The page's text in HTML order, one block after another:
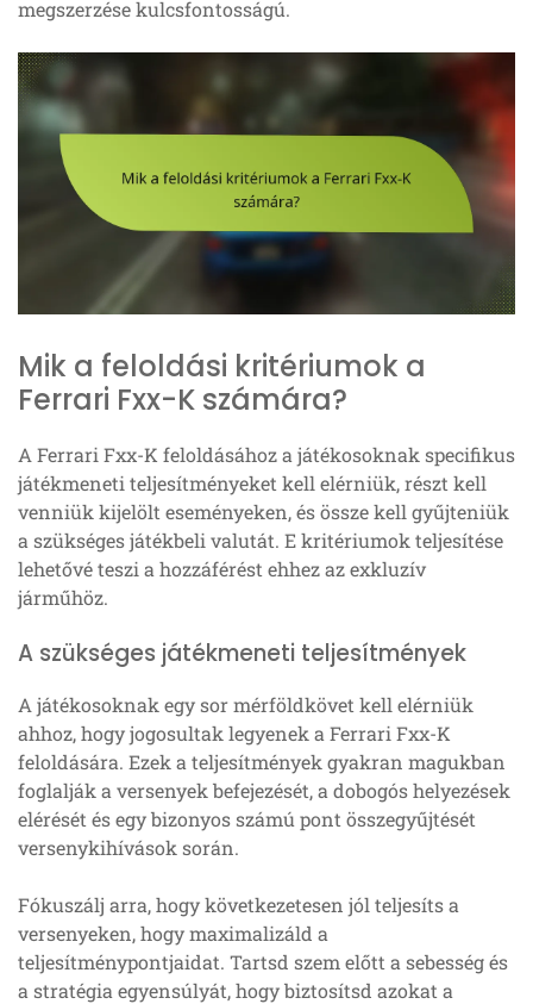
megszerzése kulcsfontosságú.
Mik a feloldási kritériumok a
Ferrari Fxx-K számára?
A Ferrari Fxx-K feloldásához a játékosoknak specifikus
játékmeneti teljesítményeket kell elérniük, részt kell
venniük kijelölt eseményeken, és össze kell gyűjteniük
a szükséges játékbeli valutát. E kritériumok teljesítése
lehetővé teszi a hozzáférést ehhez az exkluzív
járműhöz.
A szükséges játékmeneti teljesítmények
A játékosoknak egy sor mérföldkövet kell elérniük
ahhoz, hogy jogosultak legyenek a Ferrari Fxx-K
feloldására. Ezek a teljesítmények gyakran magukban
foglalják a versenyek befejezését, a dobogós helyezések
elérését és egy bizonyos számú pont összegyűjtését
versenykihívások során.
Fókuszálj arra, hogy következetesen jól teljesíts a
versenyeken, hogy maximalizáld a
teljesítménypontjaidat. Tartsd szem előtt a sebesség és
a stratégia egyensúlyát, hogy biztosítsd azokat a